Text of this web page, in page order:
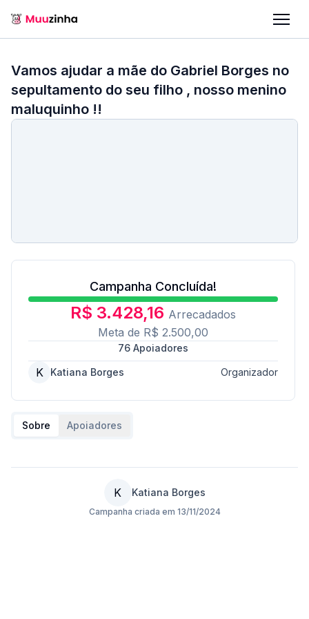
Vamos ajudar a mãe do Gabriel Borges no
sepultamento do seu filho , nosso menino
maluquinho !!
Campanha Concluída!
R$ 3.428,16 Arrecadados
Meta de R$ 2.500,00
76 Apoiadores
K Katiana Borges Organizador
Sobre Apoiadores
K Katiana Borges
Campanha criada em 13/11/2024